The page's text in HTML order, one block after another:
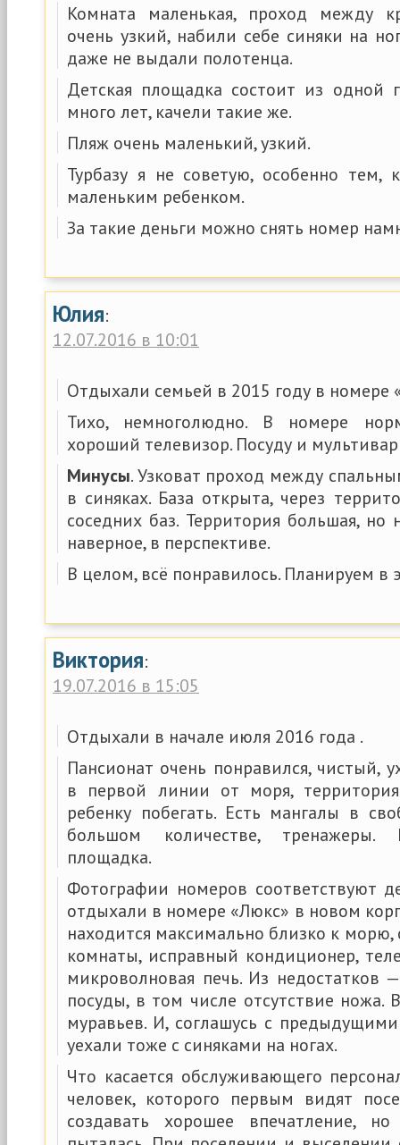
Комната маленькая, проход между
очень узкий, набили себе синяки на
даже не выдали полотенца.
Детская площадка состоит из одной
много лет, качели такие же.
Пляж очень маленький, узкий.
Турбазу я не советую, особенно
маленьким ребенком.
За такие деньги можно снять номер
Юлия:
12.07.2016 в 10:01
Отдыхали семьей в 2015 году в номере
Тихо, немноголюдно. В номере
хороший телевизор. Посуду и
Минусы. Узковат проход между
в синяках. База открыта, через
соседних баз. Территория большая, но
наверное, в перспективе.
В целом, всё понравилось. Планируем в
Виктория:
19.07.2016 в 15:05
Отдыхали в начале июля 2016 года .
Пансионат очень понравился, чистый,
в первой линии от моря,
ребенку побегать. Есть мангалы в
большом количестве, тренажеры.
площадка.
Фотографии номеров соответствуют
отдыхали в номере «Люкс» в новом
находится максимально близко к
комнаты, исправный кондиционер,
микроволновая печь. Из недостатков
посуды, в том числе отсутствие
муравьев. И, соглашусь с
уехали тоже с синяками на ногах.
Что касается обслуживающего
человек, которого первым видят
создавать хорошее впечатление,